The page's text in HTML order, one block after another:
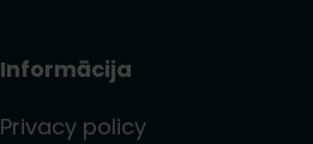
Informācija
Privacy policy